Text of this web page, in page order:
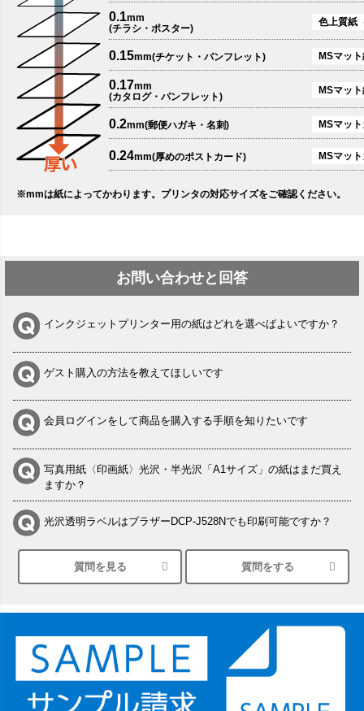
0.1mm
(チラシ・ポスター)
色上質紙
0.15mm(チケット・パンフレット) MSマッ
0.17mm
(カタログ・パンフレット)
MSマッ
0.2mm(郵便ハガキ・名刺) MSマッ
0.24mm(厚めのポストカード) MSマッ
※mmは紙によってかわります。プリンタの対応サイズをご確認ください。
お問い合わせと回答
インクジェットプリンター用の紙はどれを選べばよいですか？
ゲスト購入の方法を教えてほしいです
会員ログインをして商品を購入する手順を知りたいです
写真用紙〈印画紙〉光沢・半光沢「A1サイズ」の紙はまだ買え
ますか？
光沢透明ラベルはブラザーDCP-J528Nでも印刷可能ですか？
シルバーペーパーにEPSON EP-30VAで印刷するときの設定は？
SC-P8050に対応してますか
塩ビのロール紙で離型紙が透明の商品はありますか
質問を見る 質問をする